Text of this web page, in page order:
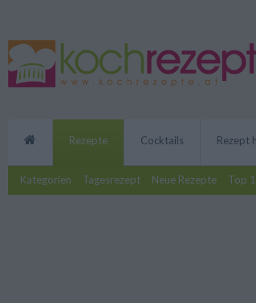
Rezepte
Kategorien Tagesrezept Neue Rezepte Top
Cocktails Rezept